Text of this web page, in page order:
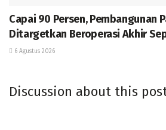
Capai 90 Persen, Pembangunan
Ditargetkan Beroperasi Akhir
6 Agustus 2026
Discussion about this